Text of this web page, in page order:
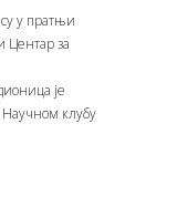
у пратњи
Центар за
је
Научном клубу